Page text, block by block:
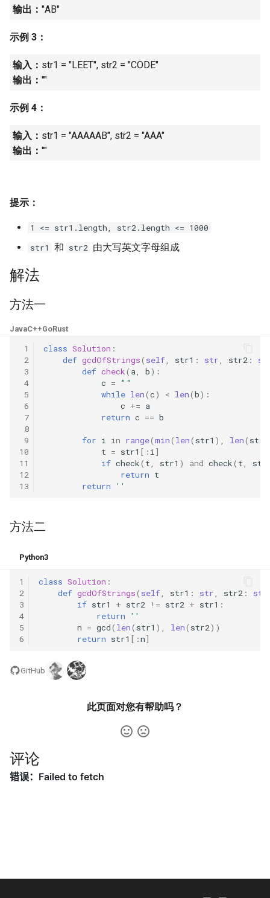
15. 二进制中 1 的个数
16. 数值的整数次方
17. 打印从 1 到最大的 n 位数
18. 删除链表的节点
19. 正则表达式匹配
20. 表示数值的字符串
偶数前面
22. 链表中倒数第 k 个节点
27. 二叉树的镜像
28. 对称的二叉树
29. 顺时针打印矩阵
30. 包含 min 函数的栈
31. 栈的压入、弹出序列
32.2. 从上到下打印二叉树 II
32.3. 从上到下打印二叉树 III
33. 二叉搜索树的后序遍历序
34. 二叉树中和为某一值的路
35. 复杂链表的复制
36. 二叉搜索树与双向链表
38. 字符串的排列
13. 二维子矩阵的和
14. 字符串中的变位词
15. 字符串中的所有变位词
16. 不含重复字符的最长子字
符串
17. 含有所有字符的最短字符
串
文
点
22. 链表中环的入口节点
23. 两个链表的第一个重合节
24. 反转链表
25. 链表中的两数相加
26. 重排链表
28. 展平多级双向链表
29. 排序的循环链表
30. 插入、删除和随机访问都
是 O(1) 的容器
31. 最近最少使用缓存
32. 有效的变位词
35. 最小时间差
36. 后缀表达式
2.5. 链表求和
2.6. 回文链表
2.7. 链表相交
2.8. 环路检测
3.1. 三合一
3.2. 栈的最小值
3.5. 栈排序
3.6. 动物收容所
4.1. 节点间通路
4.3. 特定深度节点链表
4.4. 检查平衡性
4.5. 合法二叉搜索树
4.6. 后继者
4.8. 首个共同祖先
5.1. 插入
5.2. 二进制数转字符串
5.3. 翻转数位
5.7. 配对交换
5.8. 绘制直线
输出： "AB"
示例 3：
输入： str1 = "LEET", str2 = "CODE"
输出： ""
示例 4：
输入： str1 = "AAAAAB", str2 = "AAA"
输出： ""
提示：
1 <= str1.length, str2.length <= 1000
str1
和 str2 由大写英文字母组成
解法
方法一
JavaC++GoRust
1
2
3
4
5
6
7
8
9
10
11
12
13
class Solution :
def gcdOfStrings( self, str1 : str, str2 :
def check( a, b):
c =
""
while len(c) < len(b):
c += a
return c == b
for i in range(min( len( str1 ), len( str2
t = str1 [: i]
if check( t, str1 ) and check( t,
return t
return
''
方法二
Python3
1
2
3
4
5
6
class Solution :
def gcdOfStrings( self, str1 : str, str2 : str
if str1 + str2 != str2 + str1 :
return
''
n = gcd( len( str1 ), len( str2))
return str1 [:n]
GitHub
此页面对您有帮助吗？
评论